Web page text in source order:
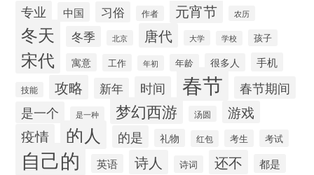
专业 中国 习俗 作者 元宵节 农历
冬天 冬季 北京 唐代 大学 学校 孩子
宋代 寓意 工作 年初 年龄 很多人 手机
技能 攻略 新年 时间 春节 春节期间
是一个 是一种 梦幻西游 汤圆 游戏
疫情 的人 的是 礼物 红包 考生 考试
自己的 英语 诗人 诗词 还不 都是